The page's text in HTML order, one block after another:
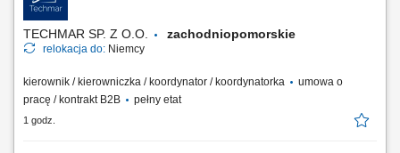
magazynowych i logistycznych, dbanie o ciągłość pracy produkcji oraz
terminową realizację zadań,...
TECHMAR SP. Z O.O. zachodniopomorskie
relokacja do: Niemcy
kierownik / kierowniczka / koordynator / koordynatorka
umowa o
pracę / kontrakt B2B
pełny etat
1 godz.